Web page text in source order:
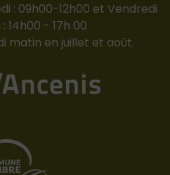
: 09h00-12h00 et Vendredi
14h00 - 17h 00
matin en juillet et août.